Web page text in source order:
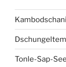
Tonle-Sap-